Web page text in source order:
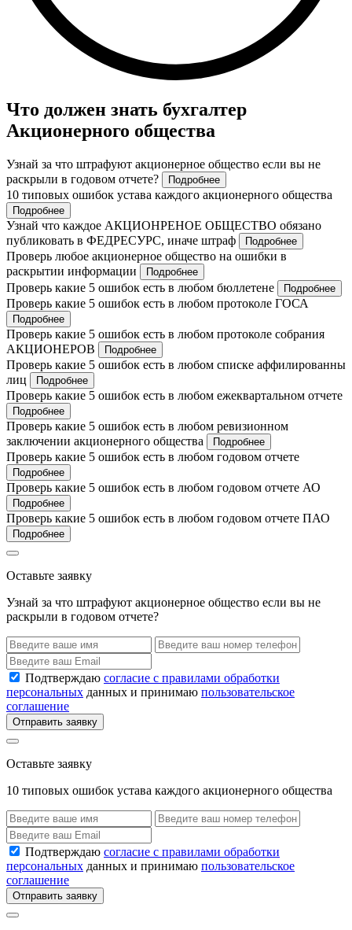
Что должен знать бухгалтер
Акционерного общества
Узнай за что штрафуют акционерное общество если вы не
раскрыли в годовом отчете?
Подробнее
10 типовых ошибок устава каждого акционерного общества
Подробнее
Узнай что каждое АКЦИОНРЕНОЕ ОБЩЕСТВО обязано
публиковать в ФЕДРЕСУРС, иначе штраф
Подробнее
Проверь любое акционерное общество на ошибки в
раскрытии информации
Подробнее
Проверь какие 5 ошибок есть в любом бюллетене Подробнее
Проверь какие 5 ошибок есть в любом протоколе ГОСА
Подробнее
Проверь какие 5 ошибок есть в любом протоколе собрания
АКЦИОНЕРОВ
Подробнее
Проверь какие 5 ошибок есть в любом списке аффилированны
лиц
Подробнее
Проверь какие 5 ошибок есть в любом ежеквартальном отчете
Подробнее
Проверь какие 5 ошибок есть в любом ревизионном
заключении акционерного общества
Подробнее
Проверь какие 5 ошибок есть в любом годовом отчете
Подробнее
Проверь какие 5 ошибок есть в любом годовом отчете АО
Подробнее
Проверь какие 5 ошибок есть в любом годовом отчете ПАО
Подробнее
Оставьте заявку
Узнай за что штрафуют акционерное общество если вы не
раскрыли в годовом отчете?
Подтверждаю согласие с правилами обработки
персональных данных и принимаю пользовательское
соглашение
Отправить заявку
Оставьте заявку
10 типовых ошибок устава каждого акционерного общества
Подтверждаю согласие с правилами обработки
персональных данных и принимаю пользовательское
соглашение
Отправить заявку